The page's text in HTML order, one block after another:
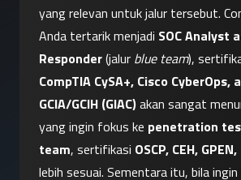
yang relevan untuk jalur tersebut.
Anda tertarik menjadi SOC Analyst
Responder (jalur blue team
CompTIA CySA+, Cisco CyberOps,
GCIA/GCIH (GIAC) akan sangat
yang ingin fokus ke penetration
team, sertifikasi OSCP, CEH,